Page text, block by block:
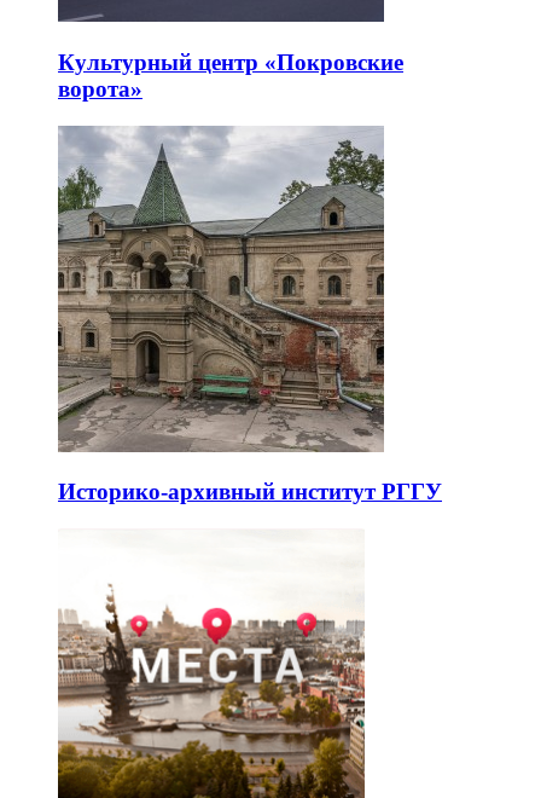
Культурный центр «Покровские
ворота»
Историко-архивный институт РГГУ